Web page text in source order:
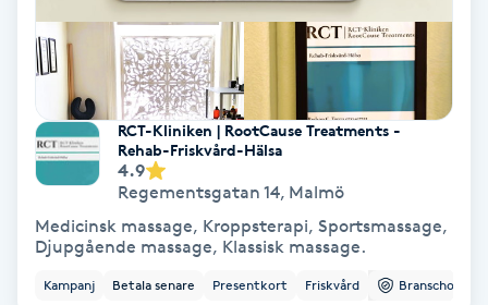
Toning
Torr hårbotten
Torrborstning
Triggerpunktsmassage
Trådning
RCT-Kliniken | RootCause Treatments -
Rehab-Friskvård-Hälsa
4.9
Regementsgatan 14, Malmö
Medicinsk massage, Kroppsterapi, Sportsmassage,
Djupgående massage, Klassisk massage.
Kampanj Betala senare Presentkort Friskvård Branschorg.